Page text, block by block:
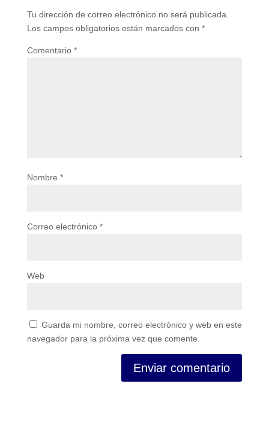
Tu dirección de correo electrónico no será publicada.
Los campos obligatorios están marcados con *
Comentario *
Nombre *
Correo electrónico *
Web
Guarda mi nombre, correo electrónico y web en este
navegador para la próxima vez que comente.